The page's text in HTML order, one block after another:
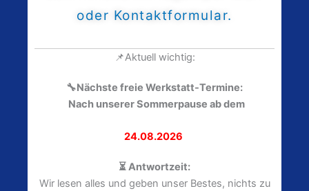
oder Kontaktformular.
📌Aktuell wichtig:
🔧Nächste freie Werkstatt-Termine:
Nach unserer Sommerpause ab dem
24.08.2026
⏳ Antwortzeit:
Wir lesen alles und geben unser Bestes, nichts zu